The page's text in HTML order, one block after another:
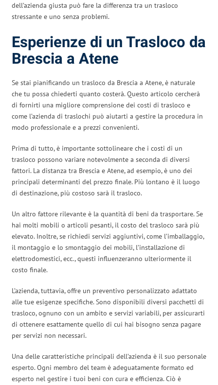
dell’azienda giusta può fare la differenza tra un trasloco
stressante e uno senza problemi.
Esperienze di un Trasloco da
Brescia a Atene
Se stai pianificando un trasloco da Brescia a Atene, è naturale
che tu possa chiederti quanto costerà. Questo articolo cercherà
di fornirti una migliore comprensione dei costi di trasloco e
come l’azienda di traslochi può aiutarti a gestire la procedura in
modo professionale e a prezzi convenienti.
Prima di tutto, è importante sottolineare che i costi di un
trasloco possono variare notevolmente a seconda di diversi
fattori. La distanza tra Brescia e Atene, ad esempio, è uno dei
principali determinanti del prezzo finale. Più lontano è il luogo
di destinazione, più costoso sarà il trasloco.
Un altro fattore rilevante è la quantità di beni da trasportare. Se
hai molti mobili o articoli pesanti, il costo del trasloco sarà più
elevato. Inoltre, se richiedi servizi aggiuntivi, come l’imballaggio,
il montaggio e lo smontaggio dei mobili, l’installazione di
elettrodomestici, ecc., questi influenzeranno ulteriormente il
costo finale.
L’azienda, tuttavia, offre un preventivo personalizzato adattato
alle tue esigenze specifiche. Sono disponibili diversi pacchetti di
trasloco, ognuno con un ambito e servizi variabili, per assicurarti
di ottenere esattamente quello di cui hai bisogno senza pagare
per servizi non necessari.
Una delle caratteristiche principali dell’azienda è il suo personale
esperto. Ogni membro del team è adeguatamente formato ed
esperto nel gestire i tuoi beni con cura e efficienza. Ciò è